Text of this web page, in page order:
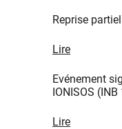
Reprise
Lire
Evénement
IONISOS (INB
Lire